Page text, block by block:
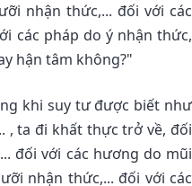
nhận thức,... đối với các
các pháp do ý nhận thức,
hận tâm không?"
khi suy tư được biết như
, ta đi khất thực trở về, đối
đối với các hương do mũi
nhận thức,... đối với các